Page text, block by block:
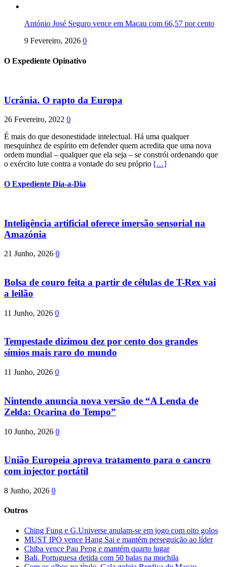
António José Seguro vence em Macau com 66,57 por cento
9 Fevereiro, 2026 0
O Expediente Opinativo
Ucrânia. O rapto da Europa
26 Fevereiro, 2022 0
É mais do que desonestidade intelectual. Há uma qualquer
mesquinhez de espírito em defender quem acredita que uma nova
ordem mundial – qualquer que ela seja – se constrói ordenando que
o exército lute contra a vontade do seu próprio […]
O Expediente Dia-a-Dia
Inteligência artificial oferece imersão sensorial na
Amazónia
21 Junho, 2026 0
Bolsa de couro feita a partir de células de T-Rex vai
a leilão
11 Junho, 2026 0
Tempestade dizimou dez por cento dos grandes
símios mais raro do mundo
11 Junho, 2026 0
Nintendo anuncia nova versão de “A Lenda de
Zelda: Ocarina do Tempo”
10 Junho, 2026 0
União Europeia aprova tratamento para o cancro
com injector portátil
8 Junho, 2026 0
Outros
Ching Fung e G.Universe anulam-se em jogo com oito golos
MUST IPO vence Hang Sai e mantém perseguição ao líder
Chiba vence Pau Peng e mantém quarto lugar
Bali. Portuguesa detida com 50 balas na mochila